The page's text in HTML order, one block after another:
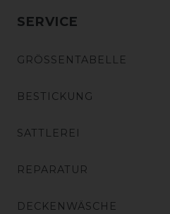
SERVICE
GRÖSSENTABELLE
BESTICKUNG
SATTLEREI
REPARATUR
DECKENWÄSCHE